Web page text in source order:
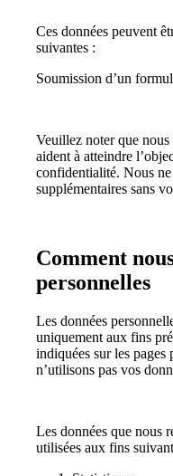
Ces données peuvent
suivantes :
Soumission d’un
Veuillez noter que
aident à atteindre
confidentialité. Nous
supplémentaires sans
Comment
personnelles
Les données
uniquement aux fins
indiquées sur les pages
n’utilisons pas vos
Les données que nous
utilisées aux fins